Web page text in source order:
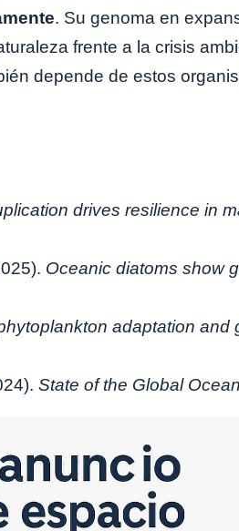
. Su genoma en
frente a la crisis
depende de estos
drives resilience in
Oceanic diatoms show
adaptation and
State of the Global